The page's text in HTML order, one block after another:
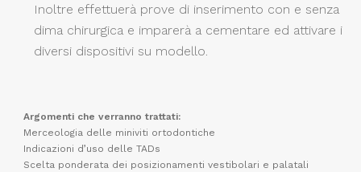
Inoltre effettuerà prove di inserimento con e senza
dima chirurgica e imparerà a cementare ed attivare i
diversi dispositivi su modello.
Argomenti che verranno trattati:
Merceologia delle miniviti ortodontiche
Indicazioni d’uso delle TADs
Scelta ponderata dei posizionamenti vestibolari e palatali